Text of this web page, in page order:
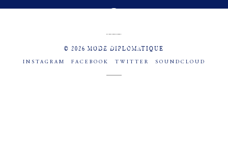
© 2026 MODE DIPLOMATIQUE
INSTAGRAM FACEBOOK TWITTER SOUNDCLOUD